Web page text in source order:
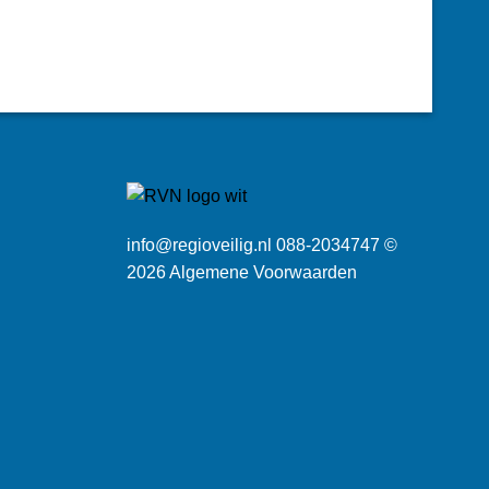
info@regioveilig.nl 088-2034747 ©
2026Algemene Voorwaarden